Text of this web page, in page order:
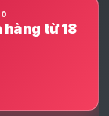
từ 18